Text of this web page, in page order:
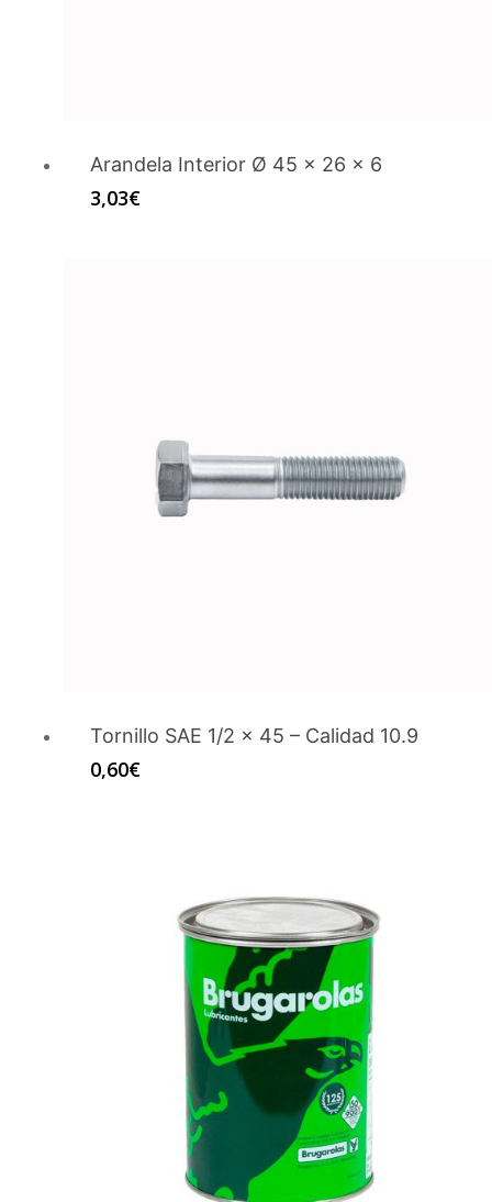
Arandela Interior Ø 45 x 26 x 6
3,03€
Tornillo SAE 1/2 x 45 – Calidad 10.9
0,60€